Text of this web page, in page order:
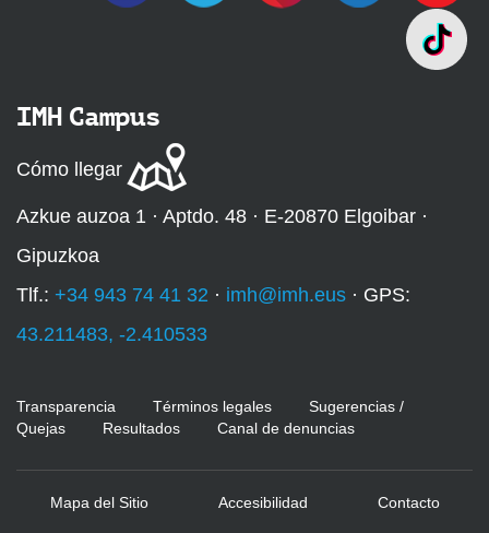
IMH Campus
Cómo llegar
Azkue auzoa 1 · Aptdo. 48 · E-20870 Elgoibar ·
Gipuzkoa
Tlf.: +34 943 74 41 32 · imh@imh.eus · GPS:
43.211483, -2.410533
Transparencia Términos legales
Sugerencias /
Quejas
Resultados Canal de denuncias
Mapa del Sitio Accesibilidad Contacto